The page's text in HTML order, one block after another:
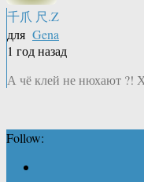
千爪 尺.Z
для Gena
1 год назад
А чё клей не нюхают ?!
Follow: